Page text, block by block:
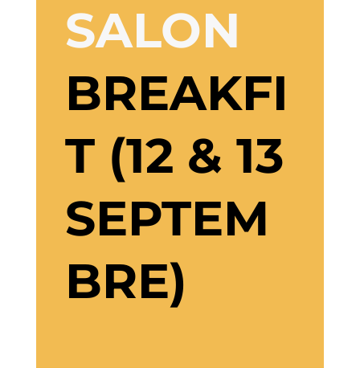
SALON
BREAKFI
T (12 & 13
SEPTEM
BRE)